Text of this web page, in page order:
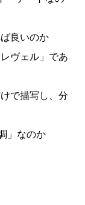
良いのか
ヴェル」であ
で描写し、分
」なのか